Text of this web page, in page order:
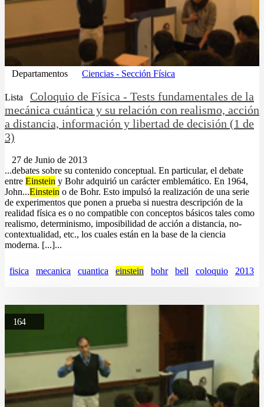
Departamentos Ciencias - Sección Física
Lista
Coloquio de Física - Tests fundamentales de la
mecánica cuántica y su relación con realismo, acción
a distancia, información y libertad de decisión (1 de
3)
27 de Junio de 2013
...debates sobre su contenido conceptual. En particular, el debate
entre Einstein y Bohr adquirió un carácter emblemático. En 1964,
John...Einstein o de Bohr. Esto impulsó la realización de una serie
de experimentos que ponen a prueba si nuestra descripción de la
realidad física es o no compatible con conceptos básicos tales como
realismo, determinismo, imposibilidad de acción a distancia, no-
contextualidad, etc., los cuales están en la base de la ciencia
moderna. [...]...
fisica mecanica cuantica einstein bohr bell coloquio 2013
164